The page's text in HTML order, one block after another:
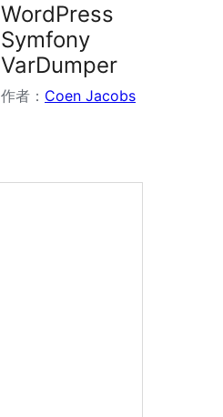
WordPress
Symfony
VarDumper
作者： Coen Jacobs